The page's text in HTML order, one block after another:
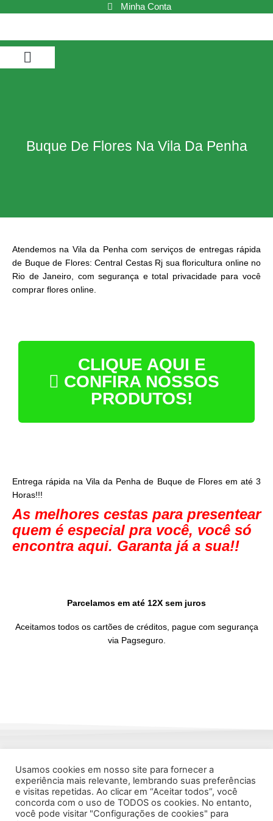
conteúdo
Minha Conta
Buque De Flores Na Vila Da Penha
Atendemos na Vila da Penha com serviços de entregas rápida
de Buque de Flores: Central Cestas Rj sua floricultura online no
Rio de Janeiro, com segurança e total privacidade para você
comprar flores online.
CLIQUE AQUI E
CONFIRA NOSSOS
PRODUTOS!
Entrega rápida na Vila da Penha de Buque de Flores em até 3
Horas!!!
As melhores cestas para presentear
quem é especial pra você, você só
encontra aqui. Garanta já a sua!!
Parcelamos em até 12X sem juros
Aceitamos todos os cartões de créditos, pague com segurança
via Pagseguro.
Usamos cookies em nosso site para fornecer a
experiência mais relevante, lembrando suas preferências
e visitas repetidas. Ao clicar em “Aceitar todos”, você
concorda com o uso de TODOS os cookies. No entanto,
você pode visitar "Configurações de cookies" para